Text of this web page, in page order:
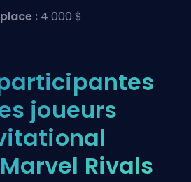
: 4 000 $
joueurs
Rivals